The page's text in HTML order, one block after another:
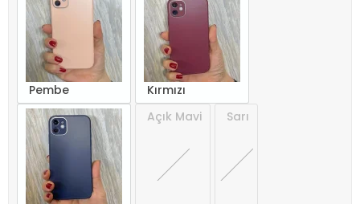
Pembe Kırmızı
Açık Mavi Sarı